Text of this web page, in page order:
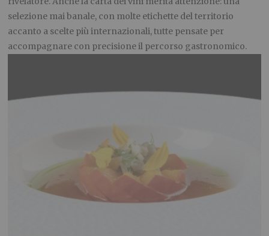
selezione mai banale, con molte etichette del territorio
accanto a scelte più internazionali, tutte pensate per
accompagnare con precisione il percorso gastronomico.